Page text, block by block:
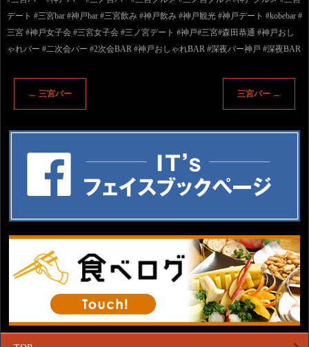
デート #三宮bar #神戸bar #三宮飲み #神戸飲み #神戸観光 #神戸デート #kobebar #
三宮 #神戸女子会 #三宮女子会 #三ノ宮デート #神戸#三宮#森田恭通 #神戸おし
ゃれバー #二次会バー #2次会BAR #神戸おしゃれBAR #深夜バー神戸 #深夜BAR
← 三宮バー 三宮バー →